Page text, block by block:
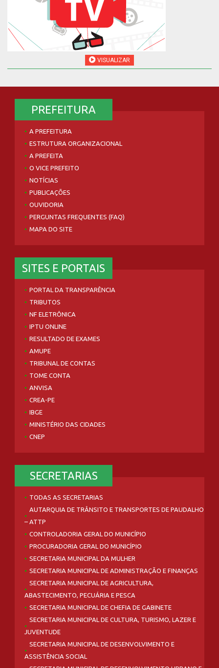
VISUALIZAR
PREFEITURA
A PREFEITURA
ESTRUTURA ORGANIZACIONAL
A PREFEITA
O VICE PREFEITO
NOTÍCIAS
PUBLICAÇÕES
OUVIDORIA
PERGUNTAS FREQUENTES (FAQ)
MAPA DO SITE
SITES E PORTAIS
PORTAL DA TRANSPARÊNCIA
TRIBUTOS
NF ELETRÔNICA
IPTU ONLINE
RESULTADO DE EXAMES
AMUPE
TRIBUNAL DE CONTAS
TOME CONTA
ANVISA
CREA-PE
IBGE
MINISTÉRIO DAS CIDADES
CNEP
SECRETARIAS
TODAS AS SECRETARIAS
AUTARQUIA DE TRÂNSITO E TRANSPORTES DE PAUDALHO
– ATTP
CONTROLADORIA GERAL DO MUNICÍPIO
PROCURADORIA GERAL DO MUNICÍPIO
SECRETARIA MUNICIPAL DA MULHER
SECRETARIA MUNICIPAL DE ADMINISTRAÇÃO E FINANÇAS
SECRETARIA MUNICIPAL DE AGRICULTURA,
ABASTECIMENTO, PECUÁRIA E PESCA
SECRETARIA MUNICIPAL DE CHEFIA DE GABINETE
SECRETARIA MUNICIPAL DE CULTURA, TURISMO, LAZER E
JUVENTUDE
SECRETARIA MUNICIPAL DE DESENVOLVIMENTO E
ASSISTÊNCIA SOCIAL